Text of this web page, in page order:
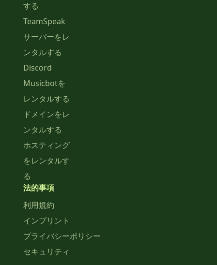
する
TeamSpeak
サーバーをレ
ンタルする
Discord
Musicbotを
レンタルする
ドメインをレ
ンタルする
ホスティング
をレンタルす
る
法的事項
利用規約
インプリント
プライバシーポリシー
セキュリティ